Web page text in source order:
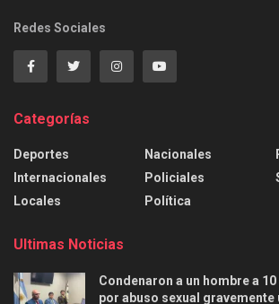
Redes Sociales
Categorías
Deportes
Internacionales
Locales
Nacionales
Policiales
Política
Ultimas Noticias
Condenaron a un hombre a
por abuso sexual gravemente